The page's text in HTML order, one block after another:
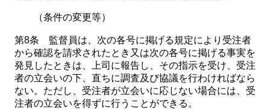
（条件の変更等）
第8条 監督員は、次の各号に掲げる規定により受注者
から確認を請求されたとき又は次の各号に掲げる事実を
発見したときは、上司に報告し、その指示を受け、受注
者の立会いの下、直ちに調査及び協議を行わければなら
ない。ただし、受注者が立会いに応じない場合には、受
注者の立会いを得ずに行うことができる。